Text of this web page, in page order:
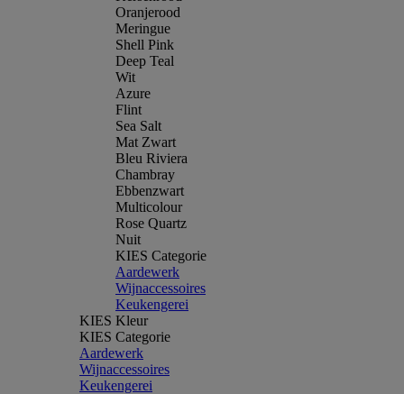
Oranjerood
Meringue
Shell Pink
Deep Teal
Wit
Azure
Flint
Sea Salt
Mat Zwart
Bleu Riviera
Chambray
Ebbenzwart
Multicolour
Rose Quartz
Nuit
KIES Categorie
Aardewerk
Wijnaccessoires
Keukengerei
KIES Kleur
KIES Categorie
Aardewerk
Wijnaccessoires
Keukengerei